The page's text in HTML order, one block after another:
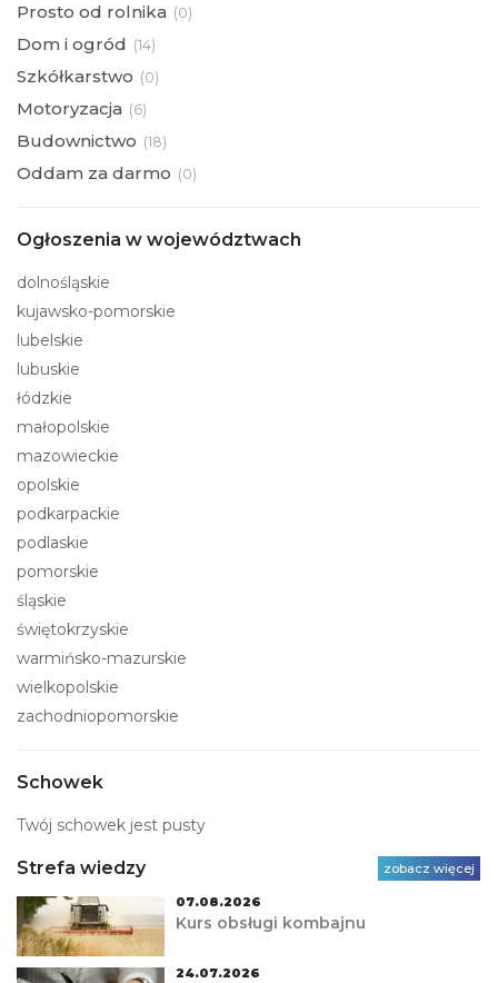
Prosto od rolnika (0)
Dom i ogród (14)
Szkółkarstwo (0)
Motoryzacja (6)
Budownictwo (18)
Oddam za darmo (0)
Ogłoszenia w województwach
dolnośląskie
kujawsko-pomorskie
lubelskie
lubuskie
łódzkie
małopolskie
mazowieckie
opolskie
podkarpackie
podlaskie
pomorskie
śląskie
świętokrzyskie
warmińsko-mazurskie
wielkopolskie
zachodniopomorskie
Schowek
Twój schowek jest pusty
Strefa wiedzy zobacz więcej
07.08.2026
Kurs obsługi kombajnu
24.07.2026